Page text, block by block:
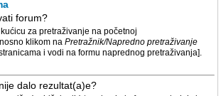
forum?
za pretraživanje na početnoj
klikom na Pretražnik/Napredno pretraživanje
i vodi na formu naprednog pretraživanja].
dalo rezultat(a)e?